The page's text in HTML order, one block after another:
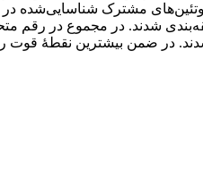
مشترک شناسایی‌شده
در ضمن بیشترین نقطۀ قوت رقم